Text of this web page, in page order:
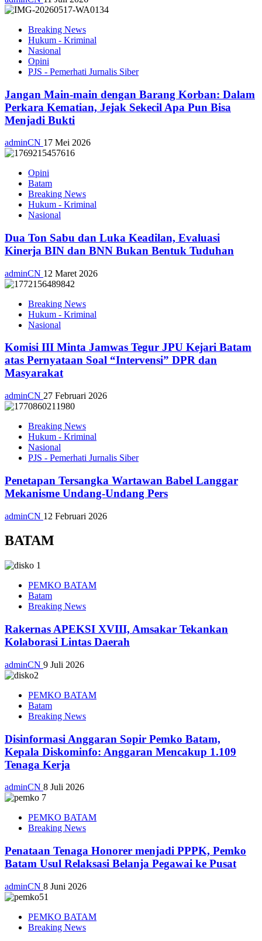
Breaking News
Hukum - Kriminal
Nasional
Opini
PJS - Pemerhati Jurnalis Siber
Jangan Main-main dengan Barang Korban: Dalam
Perkara Kematian, Jejak Sekecil Apa Pun Bisa
Menjadi Bukti
adminCN 17 Mei 2026
Opini
Batam
Breaking News
Hukum - Kriminal
Nasional
Dua Ton Sabu dan Luka Keadilan, Evaluasi
Kinerja BIN dan BNN Bukan Bentuk Tuduhan
adminCN 12 Maret 2026
Breaking News
Hukum - Kriminal
Nasional
Komisi III Minta Jamwas Tegur JPU Kejari Batam
atas Pernyataan Soal “Intervensi” DPR dan
Masyarakat
adminCN 27 Februari 2026
Breaking News
Hukum - Kriminal
Nasional
PJS - Pemerhati Jurnalis Siber
Penetapan Tersangka Wartawan Babel Langgar
Mekanisme Undang-Undang Pers
adminCN 12 Februari 2026
BATAM
PEMKO BATAM
Batam
Breaking News
Rakernas APEKSI XVIII, Amsakar Tekankan
Kolaborasi Lintas Daerah
adminCN 9 Juli 2026
PEMKO BATAM
Batam
Breaking News
Disinformasi Anggaran Sopir Pemko Batam,
Kepala Diskominfo: Anggaran Mencakup 1.109
Tenaga Kerja
adminCN 8 Juli 2026
PEMKO BATAM
Breaking News
Penataan Tenaga Honorer menjadi PPPK, Pemko
Batam Usul Relaksasi Belanja Pegawai ke Pusat
adminCN 8 Juni 2026
PEMKO BATAM
Breaking News